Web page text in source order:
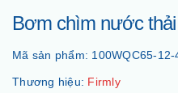
Bơm chìm nước
Mã sản phẩm: 100WQC65-12-
Thương hiệu: Firmly